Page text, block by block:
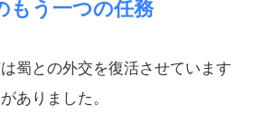
もう一つの任務
蜀との外交を復活させています
ありました。